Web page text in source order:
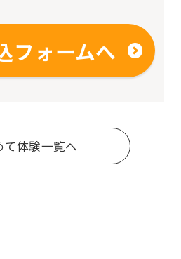
フォームへ
て体験一覧へ